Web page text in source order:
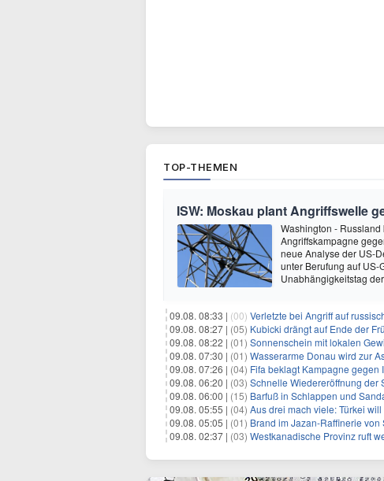
TOP-THEMEN
ISW: Moskau plant Angriffswelle
Washington -
Angriffskampagne
neue Analyse der US-
unter Berufung auf
Unabhängigkeitstag
09.08. 08:33 | (00) Verletzte bei Angriff auf
09.08. 08:27 | (05) Kubicki drängt auf Ende der
09.08. 08:22 | (01) Sonnenschein mit lokalen
09.08. 07:30 | (01) Wasserarme Donau wird zur
09.08. 07:26 | (04) Fifa beklagt Kampagne gegen
09.08. 06:20 | (03) Schnelle Wiedereröffnung der
09.08. 06:00 | (15) Barfuß in Schlappen und
09.08. 05:55 | (04) Aus drei mach viele: Türkei
09.08. 05:05 | (01) Brand im Jazan-Raffinerie
09.08. 02:37 | (03) Westkanadische Provinz ruft